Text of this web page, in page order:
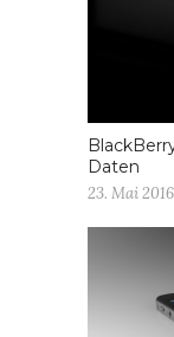
Daten
23. Mai 2016